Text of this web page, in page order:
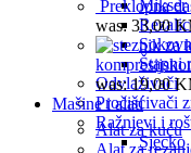
Mikser
Štapni
Odvlaživači
Pročišćivači
Ražnjevi i
Sjecko
Preklopna
was: 33,00
was: 19,00
Mašine i alati
Alat za kuću
Alat za